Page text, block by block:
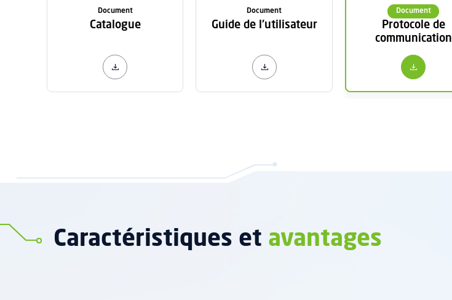
Document
Catalogue
Document
Guide de l'utilisateur
Document
Protocole de
communication
Caractéristiques et avantages